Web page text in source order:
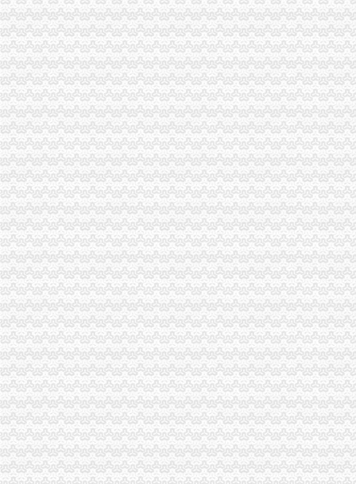
铜梁局三项措施作好东门市重庆免费注册公司场震救灾工作
免费
【模型云】3d模型分享交流平台,3d模型库免费下载,模型天下
免费实用绿软件-IT玩家技术交流
免费公司
免费公司起名软件3.7绿版_光下载站
0元注册公司免费-零元注册上海公司网
免费注册
免费域名|免费域名注册申请|免费动态域名_第共1页16条记录页-新客网
上海会员注册-上海人才热线
免费注册公司流程
2017工商新政策流程及费用_常州代理记账_常州代办营业执照_常州
上海注册公司|注册公司流程|公司章程|财务记账|海外注册公司|外资注册|
0元注册公司流程
郑州淘丁0元注册公司,一般纳税人,工商服务保障全程-郑州58同城
重庆注册公司营业执照代办多少钱|工商注册代办执照流程|重庆工商代
一元注册公司流程
深圳公司注册流程；注册深圳公司流程；网上注册深圳公司流程；全流
售电公司注册条件及流程-商网
一元公司
【1956年一元】-1956年一元价格|批发-1956年一元公司-页88网
降低民企注册门槛成都家“一元钱公司”成立-宏观新闻-好买基金网
1元注册公司
公司注册-郑州一元会计咨询有限公司
一元钱可以注册一个公司——2014年新修订公司法解读-优米
0元注册公司
青岛0元注册也能开公司-青岛新闻网
【全市区0元注册公司免费一般纳税人认定代理记帐】-石岐中心城区
重庆一元注册公司